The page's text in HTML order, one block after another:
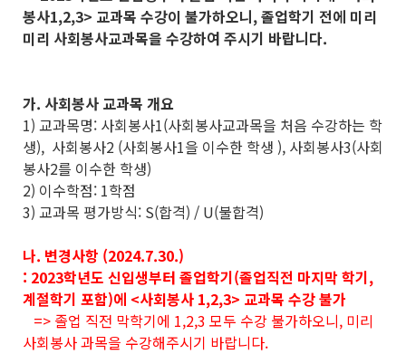
봉사1,2,3> 교과목 수강이 불가하오니,졸업학기 전에 미리
미리 사회봉사교과목을 수강하여 주시기 바랍니다.
가. 사회봉사 교과목 개요
1) 교과목명: 사회봉사1(사회봉사교과목을 처음 수강하는 학
생), 사회봉사2 (사회봉사1을 이수한 학생 ), 사회봉사3(사회
봉사2를 이수한 학생)
2) 이수학점: 1학점
3) 교과목 평가방식: S(합격) / U(불합격)
나. 변경사항 (2024.7.30.)
: 2023학년도 신입생부터 졸업학기(졸업직전 마지막 학기,
계절학기 포함)에 <사회봉사 1,2,3> 교과목 수강 불가
=> 졸업 직전 막학기에 1,2,3 모두 수강 불가하오니, 미리
사회봉사 과목을 수강해주시기 바랍니다.